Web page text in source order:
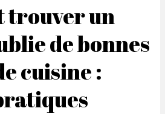
trouver un
de bonnes
cuisine :